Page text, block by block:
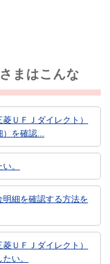
まはこんな
ＵＦＪダイレクト）
を確認...
。
細を確認する方法を
ＵＦＪダイレクト）
い。